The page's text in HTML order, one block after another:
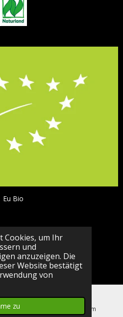
Cookies, um Ihr
und
anzuzeigen. Die
Website bestätigt
von
zu
Eu Bio
006
Karte Instagram